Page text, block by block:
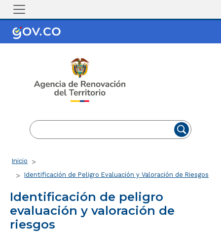
Pasar al contenido principal
Ruta de navegación
Inicio
Identificación de Peligro Evaluación y Valoración de Riesgos
Identificación de peligro
evaluación y valoración de
riesgos